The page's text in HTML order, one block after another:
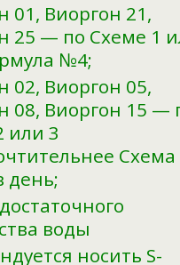
01, Виоргон 21,
25 — по Схеме 1
№4;
02, Виоргон 05,
08, Виоргон 15 —
или 3
день;
воды
носить S-